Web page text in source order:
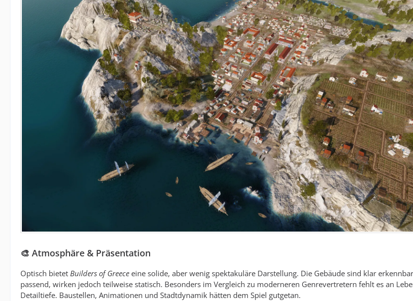
🎨 Atmosphäre & Präsentation
Optisch bietet Builders of Greece eine solide, aber wenig spektakuläre Darstellung. Die Gebäude sind klar
passend, wirken jedoch teilweise statisch. Besonders im Vergleich zu moderneren Genrevertretern fehlt es an
Detailtiefe. Baustellen, Animationen und Stadtdynamik hätten dem Spiel gutgetan.